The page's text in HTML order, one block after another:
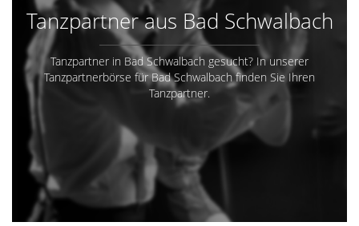
Tanzpartner aus Bad Schwalbach
Tanzpartner in Bad Schwalbach gesucht? In unserer
Tanzpartnerbörse für Bad Schwalbach finden Sie Ihren
Tanzpartner.